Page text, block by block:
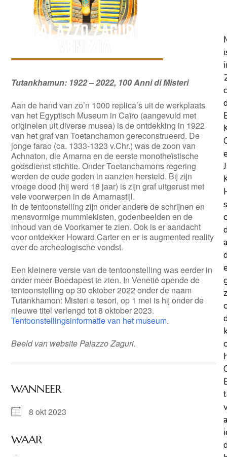
Tutankhamun: 1922 – 2022, 100 Anni di Misteri
Aan de hand van zo’n 1000 replica’s uit de werkplaats
van het Egyptisch Museum in Caïro (aangevuld met
originelen uit diverse musea) is de ontdekking in 1922
van het graf van Toetanchamon gereconstrueerd. De
jonge farao (ca. 1333-1323 v.Chr.) was de zoon van
Achnaton, die Amarna en de eerste monotheïstische
godsdienst stichtte. Onder Toetanchamons regering
werden de oude goden in aanzien hersteld. Bij zijn
vroege dood (hij werd 18 jaar) is zijn graf uitgerust met
vele voorwerpen in de Amarnastijl.
In de tentoonstelling zijn onder andere de schrijnen en
mensvormige mummiekisten, godenbeelden en de
inhoud van de Voorkamer te zien. Ook is er aandacht
voor ontdekker Howard Carter en er is augmented reality
over de archeologische vondst.
Een kleinere versie van de tentoonstelling was eerder in
onder meer Boedapest te zien. In Venetië opende de
tentoonstelling op 30 oktober 2022 onder de naam
Tutankhamon: Misteri e tesori, op 1 mei is hij onder de
nieuwe titel verlengd tot 8 oktober 2023.
Tentoonstellingsinformatie van het museum.
Beeld van website Palazzo Zaguri.
WANNEER
8 okt 2023
WAAR